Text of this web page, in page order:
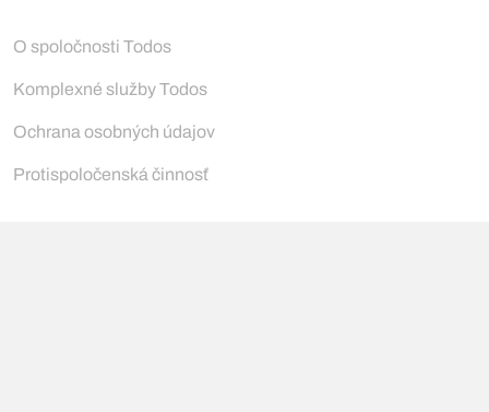
O spoločnosti Todos
Komplexné služby Todos
Ochrana osobných údajov
Protispoločenská činnosť